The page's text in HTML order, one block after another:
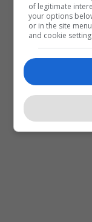
of legitimate
your options
or in the site
and cookie